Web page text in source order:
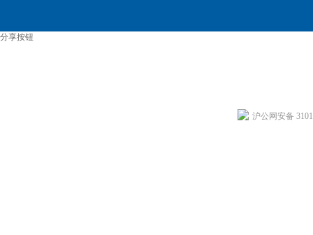
分享按钮
沪公网安备